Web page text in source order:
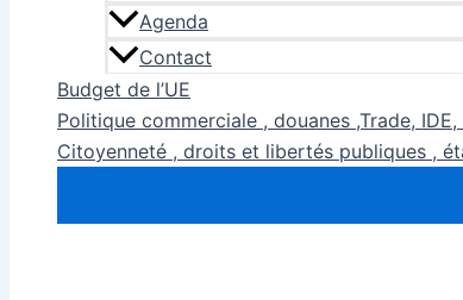
Agenda
Contact
Budget de l’UE
Politique commerciale , douanes ,Trade,
Citoyenneté , droits et libertés publiques ,